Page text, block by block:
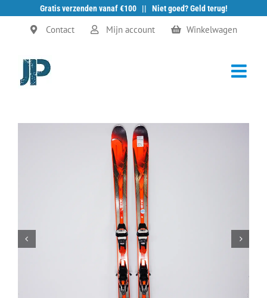
Gratis verzenden vanaf €100 || Niet goed? Geld terug!
Ga
Contact Mijn account Winkelwagen